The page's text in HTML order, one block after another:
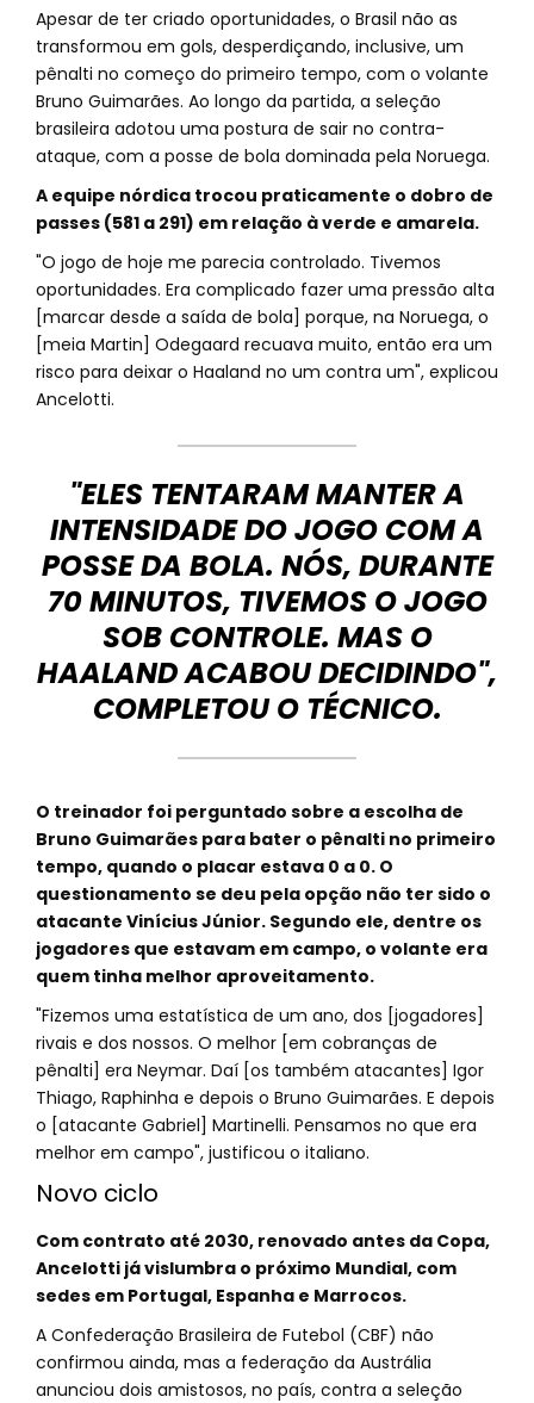
Apesar de ter criado oportunidades, o Brasil não as
transformou em gols, desperdiçando, inclusive, um
pênalti no começo do primeiro tempo, com o volante
Bruno Guimarães. Ao longo da partida, a seleção
brasileira adotou uma postura de sair no contra-
ataque, com a posse de bola dominada pela Noruega.
A equipe nórdica trocou praticamente o dobro de
passes (581 a 291) em relação à verde e amarela.
"O jogo de hoje me parecia controlado. Tivemos
oportunidades. Era complicado fazer uma pressão alta
[marcar desde a saída de bola] porque, na Noruega, o
[meia Martin] Odegaard recuava muito, então era um
risco para deixar o Haaland no um contra um", explicou
Ancelotti.
"ELES TENTARAM MANTER A
INTENSIDADE DO JOGO COM A
POSSE DA BOLA. NÓS, DURANTE
70 MINUTOS, TIVEMOS O JOGO
SOB CONTROLE. MAS O
HAALAND ACABOU DECIDINDO",
COMPLETOU O TÉCNICO.
O treinador foi perguntado sobre a escolha de
Bruno Guimarães para bater o pênalti no primeiro
tempo, quando o placar estava 0 a 0. O
questionamento se deu pela opção não ter sido o
atacante Vinícius Júnior. Segundo ele, dentre os
jogadores que estavam em campo, o volante era
quem tinha melhor aproveitamento.
"Fizemos uma estatística de um ano, dos [jogadores]
rivais e dos nossos. O melhor [em cobranças de
pênalti] era Neymar. Daí [os também atacantes] Igor
Thiago, Raphinha e depois o Bruno Guimarães. E depois
o [atacante Gabriel] Martinelli. Pensamos no que era
melhor em campo", justificou o italiano.
Novo ciclo
Com contrato até 2030, renovado antes da Copa,
Ancelotti já vislumbra o próximo Mundial, com
sedes em Portugal, Espanha e Marrocos.
A Confederação Brasileira de Futebol (CBF) não
confirmou ainda, mas a federação da Austrália
anunciou dois amistosos, no país, contra a seleção